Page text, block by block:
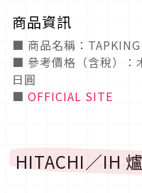
商品資訊
■ 商品名稱：TAPKING
■ 參考價格（含稅）：
日圓
■ OFFICIAL SITE
HITACHI／IH